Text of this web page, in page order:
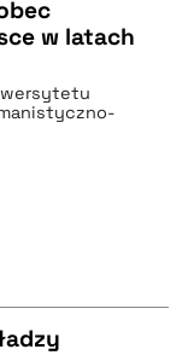
w latach